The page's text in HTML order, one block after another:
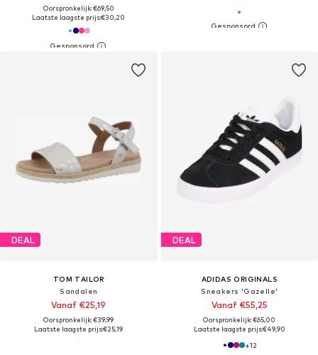
Oorspronkelijk: €69,50
Laatste laagste prijs:€30,20
DEAL
TOM TAILOR
Sandalen
Vanaf €25,19
Oorspronkelijk: €39,99
Laatste laagste prijs:€25,19
DEAL
ADIDAS ORIGINALS
Sneakers 'Gazelle'
Vanaf €55,25
Oorspronkelijk: €65,00
Laatste laagste prijs:€49,90
+12